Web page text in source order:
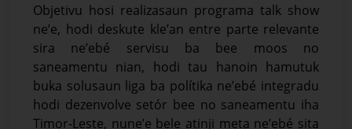
Objetivu hosi realizasaun programa talk show
ne’e, hodi deskute kle’an entre parte relevante
sira ne’ebé servisu ba bee moos no
saneamentu nian, hodi tau hanoin hamutuk
buka solusaun liga ba polítika ne’ebé integradu
hodi dezenvolve setór bee no saneamentu iha
Timor-Leste, nune’e bele atinji meta ne’ebé sita